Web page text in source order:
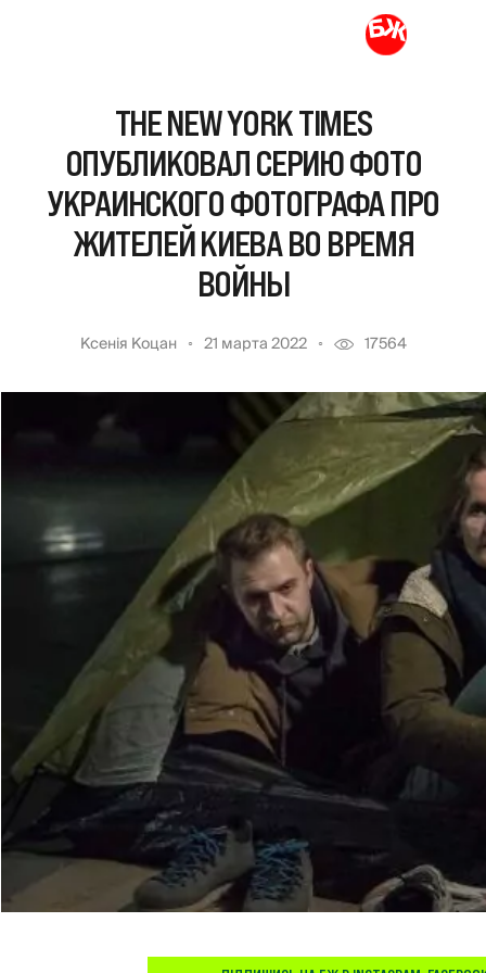
THE NEW YORK TIMES
ОПУБЛИКОВАЛ СЕРИЮ ФОТО
УКРАИНСКОГО ФОТОГРАФА ПРО
ЖИТЕЛЕЙ КИЕВА ВО ВРЕМЯ
ВОЙНЫ
Ксенія Коцан 21 марта 2022 17564